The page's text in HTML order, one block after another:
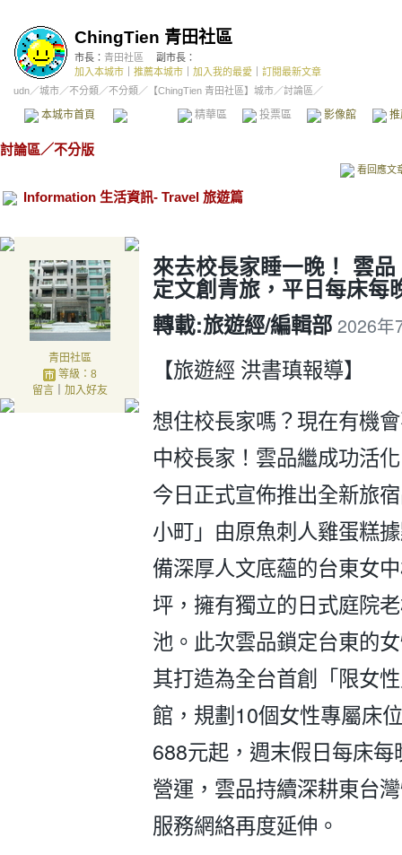
ChingTien 青田社區
市長： 青田社區
副市長：
加入本城市
推薦本城市 加入我的最愛
訂閱最新文章
udn／城市／不分類 ／不分類 ／ 【ChingTien 青田社區】城市／討論區／
本城市首頁 精華區 投票區 影像館
討論區／不分版
看回應文
Information 生活資訊- Travel 旅遊篇
青田社區
等級：8
留言｜ 加入好友
來去校長家睡一晚！ 雲
定文創青旅，平日每床每
轉載:旅遊經/編輯部 2026年
【旅遊經 洪書瑱報導】
想住校長家嗎？現在有機
中校長家！雲品繼成功活
今日正式宣佈推出全新旅
小町」由原魚刺人雞蛋糕
備深厚人文底蘊的台東女
坪，擁有獨立的日式庭院
池。此次雲品鎖定台東的
其打造為全台首創「限女
館，規劃10個女性專屬床
688元起，週末假日每床
營運，雲品持續深耕東台
服務網絡再度延伸。